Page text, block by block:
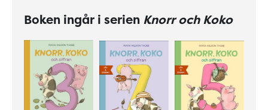
Boken ingår i serien Knorr och Koko